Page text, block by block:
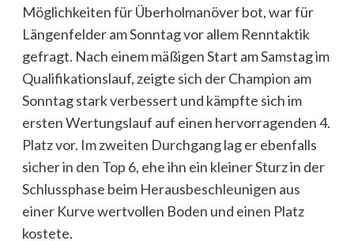
Möglichkeiten für Überholmanöver bot, war für
Längenfelder am Sonntag vor allem Renntaktik
gefragt. Nach einem mäßigen Start am Samstag im
Qualifikationslauf, zeigte sich der Champion am
Sonntag stark verbessert und kämpfte sich im
ersten Wertungslauf auf einen hervorragenden 4.
Platz vor. Im zweiten Durchgang lag er ebenfalls
sicher in den Top 6, ehe ihn ein kleiner Sturz in der
Schlussphase beim Herausbeschleunigen aus
einer Kurve wertvollen Boden und einen Platz
kostete.